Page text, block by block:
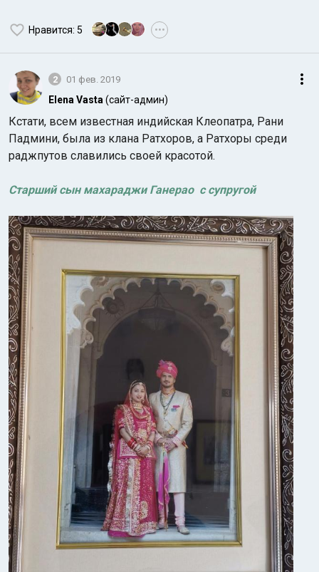
Нравится: 5 •••
2 01 фев. 2019
Elena Vasta (сайт-админ)
Кстати, всем известная индийская Клеопатра, Рани
Падмини, была из клана Ратхоров, а Ратхоры среди
раджпутов славились своей красотой.
Старший сын махараджи Ганерао с супругой